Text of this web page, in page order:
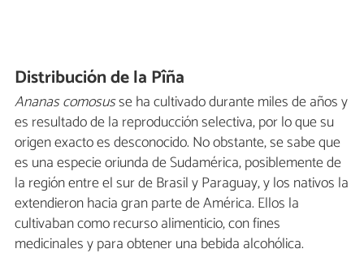
Distribución de la Pîña
Ananas comosusse ha cultivado durante miles de años y
es resultado de la reproducción selectiva, por lo que su
origen exacto es desconocido. No obstante, se sabe que
es una especie oriunda de Sudamérica, posiblemente de
la región entre el sur de Brasil y Paraguay, y los nativos la
extendieron hacia gran parte de América. Ellos la
cultivaban como recurso alimenticio, con fines
medicinales y para obtener una bebida alcohólica.